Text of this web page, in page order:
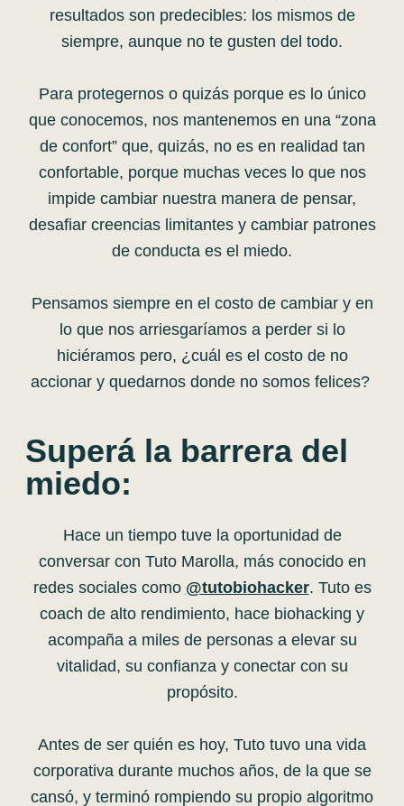
resultados son predecibles: los mismos de
siempre, aunque no te gusten del todo.
Para protegernos o quizás porque es lo único
que conocemos, nos mantenemos en una “zona
de confort” que, quizás, no es en realidad tan
confortable, porque muchas veces lo que nos
impide cambiar nuestra manera de pensar,
desafiar creencias limitantes y cambiar patrones
de conducta es el miedo.
Pensamos siempre en el costo de cambiar y en
lo que nos arriesgaríamos a perder si lo
hiciéramos pero, ¿cuál es el costo de no
accionar y quedarnos donde no somos felices?
Superá la barrera del
miedo:
Hace un tiempo tuve la oportunidad de
conversar con Tuto Marolla, más conocido en
redes sociales como @tutobiohacker. Tuto es
coach de alto rendimiento, hace biohacking y
acompaña a miles de personas a elevar su
vitalidad, su confianza y conectar con su
propósito.
Antes de ser quién es hoy, Tuto tuvo una vida
corporativa durante muchos años, de la que se
cansó, y terminó rompiendo su propio algoritmo